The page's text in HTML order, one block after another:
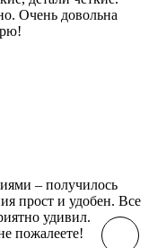
Очень довольна
– получилось
прост и удобен. Все
удивил.
пожалеете!